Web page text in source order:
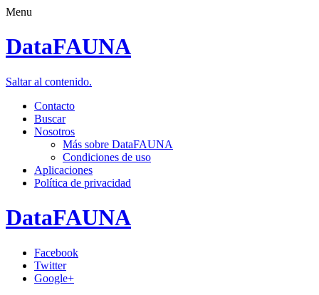
Menu
DataFAUNA
Saltar al contenido.
Contacto
Buscar
Nosotros
Más sobre DataFAUNA
Condiciones de uso
Aplicaciones
Política de privacidad
DataFAUNA
Facebook
Twitter
Google+